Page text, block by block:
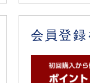
会員登